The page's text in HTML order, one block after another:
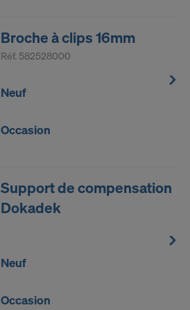
Broche à clips 16mm
Réf. 582528000
Neuf
Occasion
Support de compensation
Dokadek
Neuf
Occasion